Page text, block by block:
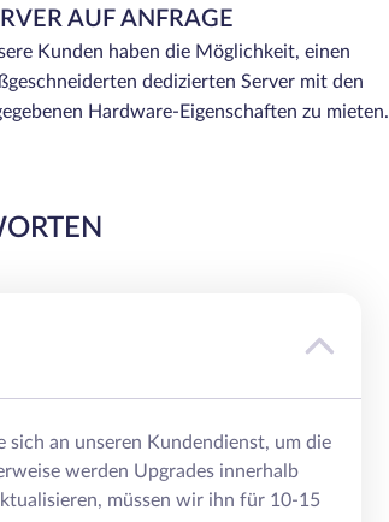
AUF ANFRAGE
Kunden haben die Möglichkeit, einen
dedizierten Server mit den
Hardware-Eigenschaften zu mieten.
an unseren Kundendienst, um die
werden Upgrades innerhalb
müssen wir ihn für 10-15